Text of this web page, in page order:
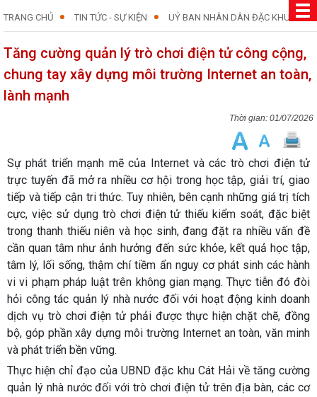
TRANG CHỦ TIN TỨC - SỰ KIỆN UỶ BAN NHÂN DÂN ĐẶC KHU
Tăng cường quản lý trò chơi điện tử công cộng,
chung tay xây dựng môi trường Internet an toàn,
lành mạnh
01/07/2026
Sự phát triển mạnh mẽ của Internet và các trò chơi điện tử
trực tuyến đã mở ra nhiều cơ hội trong học tập, giải trí, giao
tiếp và tiếp cận tri thức. Tuy nhiên, bên cạnh những giá trị tích
cực, việc sử dụng trò chơi điện tử thiếu kiểm soát, đặc biệt
trong thanh thiếu niên và học sinh, đang đặt ra nhiều vấn đề
cần quan tâm như ảnh hưởng đến sức khỏe, kết quả học tập,
tâm lý, lối sống, thậm chí tiềm ẩn nguy cơ phát sinh các hành
vi vi phạm pháp luật trên không gian mạng. Thực tiễn đó đòi
hỏi công tác quản lý nhà nước đối với hoạt động kinh doanh
dịch vụ trò chơi điện tử phải được thực hiện chặt chẽ, đồng
bộ, góp phần xây dựng môi trường Internet an toàn, văn minh
và phát triển bền vững.
Thực hiện chỉ đạo của UBND đặc khu Cát Hải về tăng cường
quản lý nhà nước đối với trò chơi điện tử trên địa bàn, các cơ